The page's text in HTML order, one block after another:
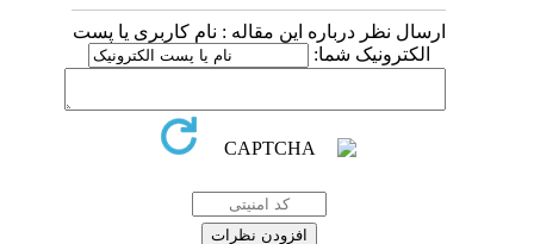
ارسال نظر درباره این مقاله : نام کاربری یا پست
الکترونیک شما: